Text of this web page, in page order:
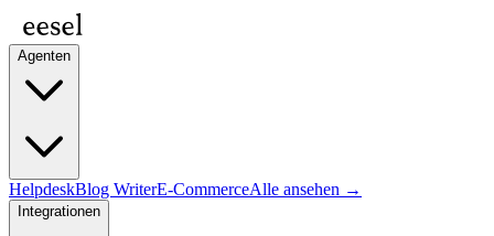
Agenten
HelpdeskBlog WriterE-CommerceAlle ansehen →
Integrationen